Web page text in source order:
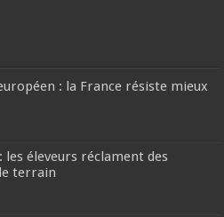
: la France résiste mieux
les éleveurs réclament des
terrain